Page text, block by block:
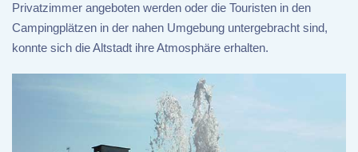
Privatzimmer angeboten werden oder die Touristen in den
Campingplätzen in der nahen Umgebung untergebracht sind,
konnte sich die Altstadt ihre Atmosphäre erhalten.